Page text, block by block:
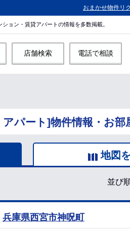
おまかせ物件リ
ョン・賃貸アパートの情報を多数掲載。
店舗検索 電話で相談
パート]物件情報・お部
地図
並び
兵庫県西宮市神呪町